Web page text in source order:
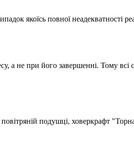
якоїсь повної неадекватності
а не при його завершенні. Тому всі
подушці, ховеркрафт